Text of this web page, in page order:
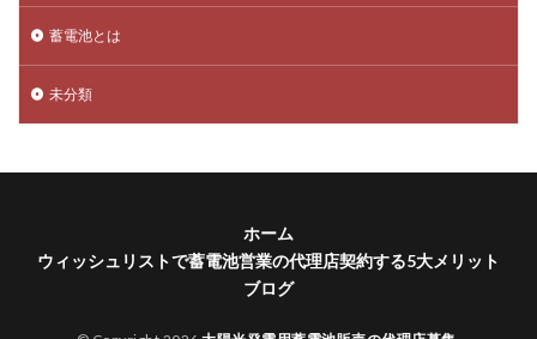
蓄電池とは
未分類
ホーム
ウィッシュリストで蓄電池営業の代理店契約する5大メリット
ブログ